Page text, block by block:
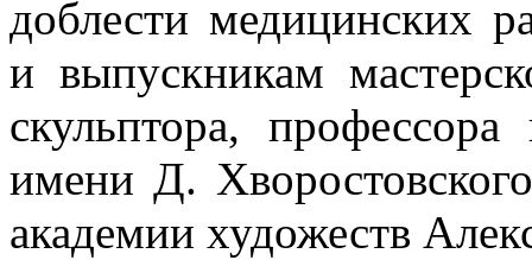
доблести медицинских
и выпускникам
скульптора,
имени Д.
академии художеств